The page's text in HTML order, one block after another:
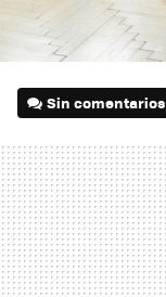
Sin comentarios